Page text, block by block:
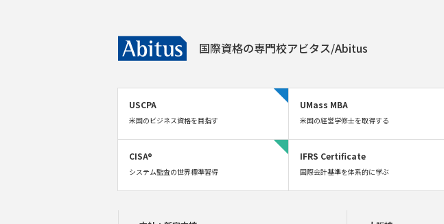
国際資格の専門校アビタス/Abitus
USCPA
米国のビジネス資格を目指す
UMass MBA
米国の経営学修士を取得する
CISA®
システム監査の世界標準習得
IFRS Certificate
国際会計基準を体系的に学ぶ